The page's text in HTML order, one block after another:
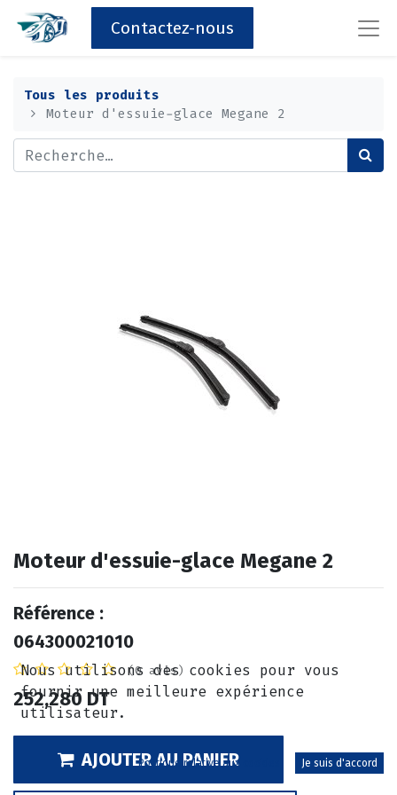
Contactez-nous
Tous les produits
Moteur d'essuie-glace Megane 2
Moteur d'essuie-glace Megane 2
Référence :
064300021010
(0 avis)
252,280 DT
AJOUTER AU PANIER
Nous utilisons des cookies pour vous
fournir une meilleure expérience
utilisateur.
Politique relative aux cookies Je suis d'accord